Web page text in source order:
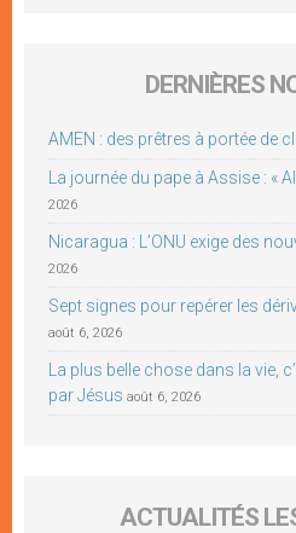
DERNIÈRES
AMEN : des prêtres à portée de
La journée du pape à Assise : «
2026
Nicaragua : L’ONU exige des
2026
Sept signes pour repérer les
août 6, 2026
La plus belle chose dans la vie,
par Jésus août 6, 2026
ACTUALITÉS